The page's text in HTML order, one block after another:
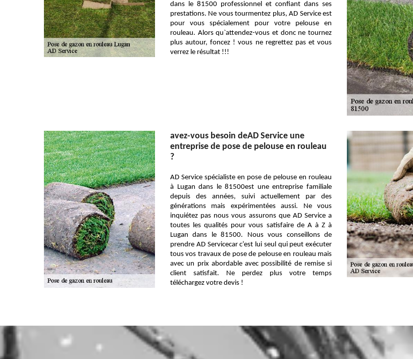
dans le 81500 professionnel et confiant dans ses
prestations. Ne vous tourmentez plus, AD Service est
pour vous spécialement pour votre pelouse en
rouleau. Alors qu`attendez-vous et donc ne tournez
plus autour, foncez ! vous ne regrettez pas et vous
verrez le résultat !!!
avez-vous besoin deAD Service une
entreprise de pose de pelouse en rouleau
?
AD Service spécialiste en pose de pelouse en rouleau
à Lugan dans le 81500est une entreprise familiale
depuis des années, suivi actuellement par des
générations mais expérimentées aussi. Ne vous
inquiétez pas nous vous assurons que AD Service a
toutes les qualités pour vous satisfaire de A à Z à
Lugan dans le 81500. Nous vous conseillons de
prendre AD Servicecar c’est lui seul qui peut exécuter
tous vos travaux de pose de pelouse en rouleau mais
avec un prix abordable avec possibilité de remise si
client satisfait. Ne perdez plus votre temps
téléchargez votre devis !